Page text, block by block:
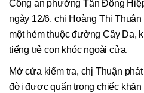
Công an phường Tân Đông
ngày 12/6, chị Hoàng Thị
một hẻm thuộc đường Cây Da,
tiếng trẻ con khóc ngoài cửa.
Mở cửa kiểm tra, chị Thuận
đời được quấn trong chiếc khăn